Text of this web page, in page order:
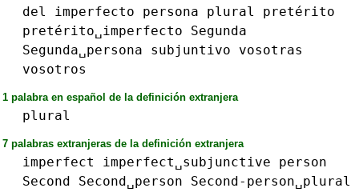
del imperfecto persona plural
pretérito
pretérito␣imperfecto
Segunda
Segunda␣persona
subjuntivo
vosotras
vosotros
1 palabra en español de la definición extranjera
plural
7 palabras extranjeras de la definición extranjera
imperfect imperfect␣subjunctive
person
Second
Second␣person
Second-person␣plural